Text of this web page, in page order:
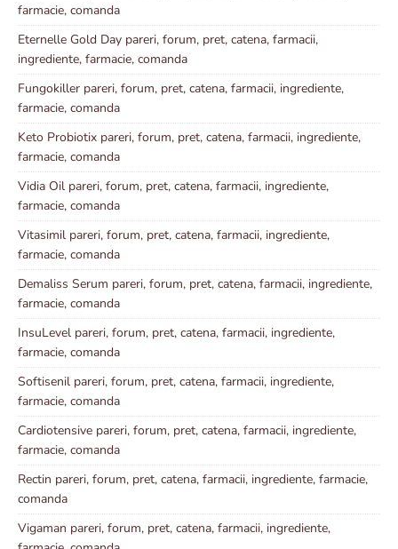
farmacie, comanda
Eternelle Gold Day pareri, forum, pret, catena, farmacii,
ingrediente, farmacie, comanda
Fungokiller pareri, forum, pret, catena, farmacii, ingrediente,
farmacie, comanda
Keto Probiotix pareri, forum, pret, catena, farmacii, ingrediente,
farmacie, comanda
Vidia Oil pareri, forum, pret, catena, farmacii, ingrediente,
farmacie, comanda
Vitasimil pareri, forum, pret, catena, farmacii, ingrediente,
farmacie, comanda
Demaliss Serum pareri, forum, pret, catena, farmacii, ingrediente,
farmacie, comanda
InsuLevel pareri, forum, pret, catena, farmacii, ingrediente,
farmacie, comanda
Softisenil pareri, forum, pret, catena, farmacii, ingrediente,
farmacie, comanda
Cardiotensive pareri, forum, pret, catena, farmacii, ingrediente,
farmacie, comanda
Rectin pareri, forum, pret, catena, farmacii, ingrediente, farmacie,
comanda
Vigaman pareri, forum, pret, catena, farmacii, ingrediente,